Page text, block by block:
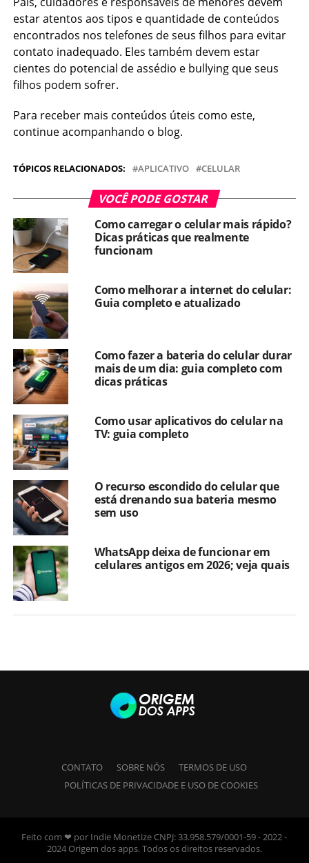
estar atentos aos tipos e quantidade de conteúdos
encontrados nos telefones de seus filhos para evitar
contato inadequado. Eles também devem estar
cientes do potencial de assédio e bullying que seus
filhos podem sofrer.
Para receber mais conteúdos úteis como este,
continue acompanhando o blog.
TÓPICOS RELACIONADOS: APLICATIVO CELULAR
VOCÊ PODE GOSTAR
Como carregar o celular mais rápido?
Dicas práticas que realmente
funcionam
Como melhorar a internet do celular:
Guia completo e atualizado
Como fazer a bateria do celular durar
mais de um dia: guia completo com
dicas práticas
Como usar aplicativos do celular na
TV: guia completo
O recurso escondido do celular que
está drenando sua bateria mesmo
sem uso
WhatsApp deixa de funcionar em
celulares antigos em 2026; veja quais
CONTATO SOBRE NÓS
TERMOS DE USO
POLÍTICAS DE PRIVACIDADE E USO DE COOKIES
Feito com ❤ por Indie Monetize CNPJ: 33.958.579/0001-59 - 2022 -
2024 Origem dos apps. Todos os direitos reservados.